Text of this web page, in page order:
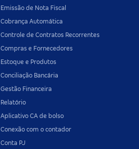
Emissão de Nota Fiscal
Cobrança Automática
Controle de Contratos Recorrentes
Compras e Fornecedores
Estoque e Produtos
Conciliação Bancária
Gestão Financeira
Relatório
Aplicativo CA de bolso
Conexão com o contador
Conta PJ